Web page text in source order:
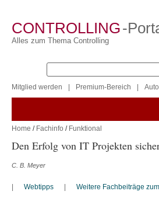
CONTROLLING-
Alles zum Thema Controlling
Mitglied werden Premium-Bereich
Home / Fachinfo / Funktional
Den Erfolg von IT Projekten
C. B. Meyer
Webtipps Weitere Fachbeiträge